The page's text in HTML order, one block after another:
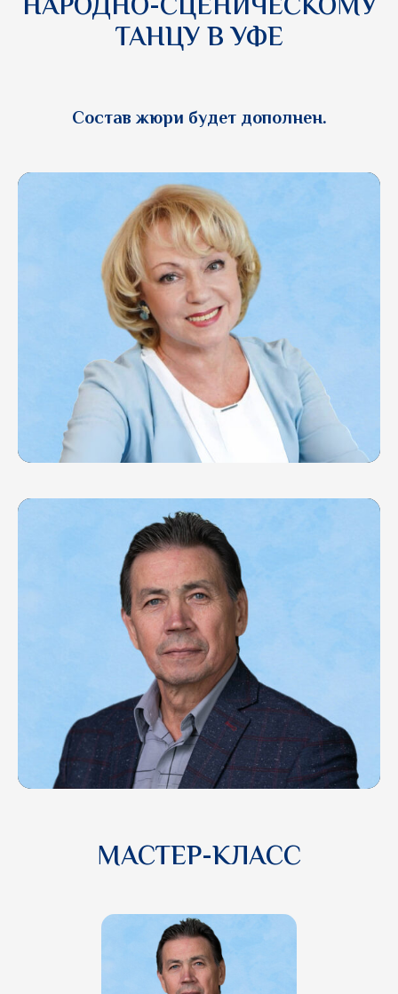
ТАНЦУ В УФЕ
Состав жюри будет дополнен.
Рим Салимьянович
Абдульманов
МАСТЕР-КЛАСС